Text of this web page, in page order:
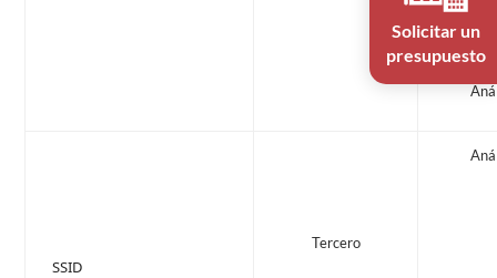
SSID
Tercero
Solicitar un
presupuesto